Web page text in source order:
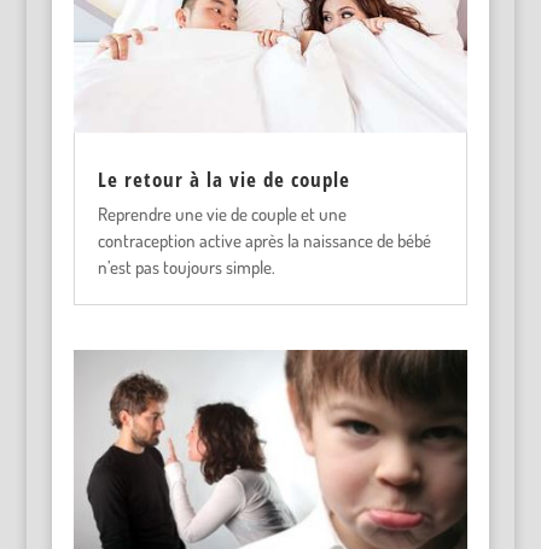
Le retour à la vie de couple
Reprendre une vie de couple et une
contraception active après la naissance de bébé
n’est pas toujours simple.